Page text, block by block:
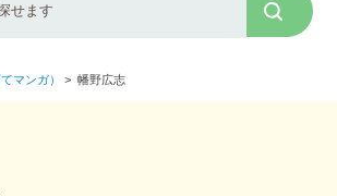
マンガ） > 幡野広志